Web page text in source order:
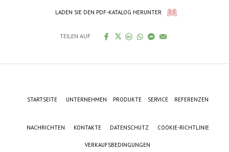
LADEN SIE DEN PDF-KATALOG HERUNTER
TEILEN AUF
STARTSEITE UNTERNEHMEN PRODUKTE SERVICE REFERENZEN
NACHRICHTEN KONTAKTE DATENSCHUTZ COOKIE-RICHTLINIE
VERKAUFSBEDINGUNGEN